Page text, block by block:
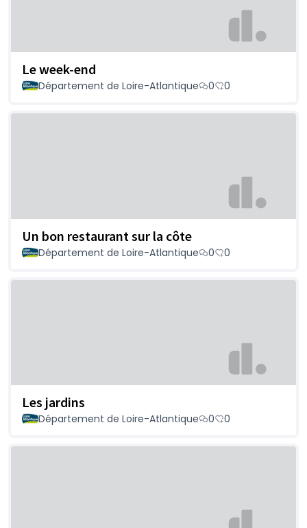
Le week-end
Département de Loire-Atlantique 0 0
Un bon restaurant sur la côte
Département de Loire-Atlantique 0 0
Les jardins
Département de Loire-Atlantique 0 0